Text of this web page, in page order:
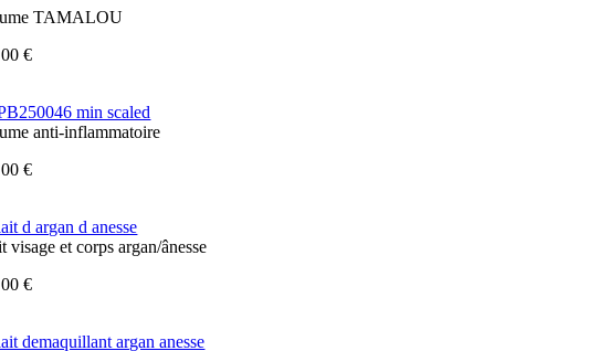
TAMALOU
€
anti-inflammatoire
€
visage et corps argan/ânesse
€